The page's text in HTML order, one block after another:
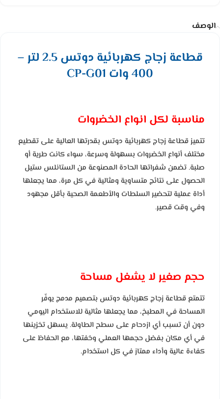
الوصف
قطاعة زجاج كهربائية دوتس 2.5 لتر –
400 وات CP-G01
مناسبة لكل انواع الخضروات
تتميز قطاعة زجاج كهربائية دوتس بقدرتها العالية على تقطيع
مختلف أنواع الخضروات بسهولة وسرعة، سواء كانت طرية أو
صلبة. تضمن شفراتها الحادة المصنوعة من الستانلس ستيل
الحصول على نتائج متساوية ومثالية في كل مرة، مما يجعلها
أداة عملية لتحضير السلطات والأطعمة الصحية بأقل مجهود
وفي وقت قصير.
حجم صغير لا يشغل مساحة
تتمتع قطاعة زجاج كهربائية دوتس بتصميم مدمج يوفّر
المساحة في المطبخ، مما يجعلها مثالية للاستخدام اليومي
دون أن تسبب أي ازدحام على سطح الطاولة. يسهل تخزينها
في أي مكان بفضل حجمها العملي وخفتها، مع الحفاظ على
كفاءة عالية وأداء ممتاز في كل استخدام.